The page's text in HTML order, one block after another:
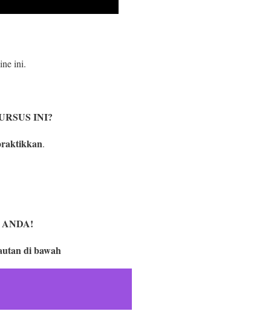
ini.
INI?
.
di bawah